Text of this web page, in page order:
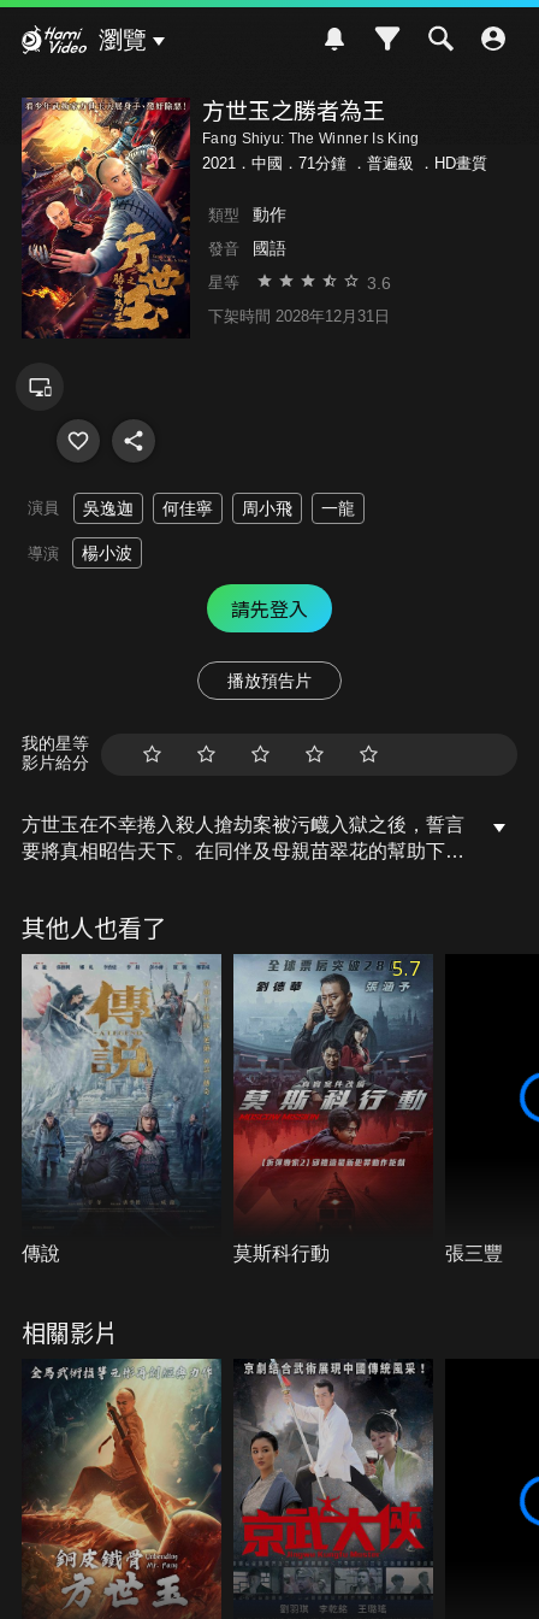
瀏覽
方世玉之勝者為王
Fang Shiyu: The Winner Is King
2021．中國．71分鐘 ． 普遍級 ．HD畫質
類型 動作
發音 國語
星等 3.6
下架時間 2028年12月31日
演員 吳逸迦 何佳寧 周小飛 一龍
導演 楊小波
請先登入
播放預告片
我的星等
影片給分
方世玉在不幸捲入殺人搶劫案被污衊入獄之後，誓言
要將真相昭告天下。在同伴及母親苗翠花的幫助下，
其他人也看了
傳說
5.7
莫斯科行動 張三豐
相關影片